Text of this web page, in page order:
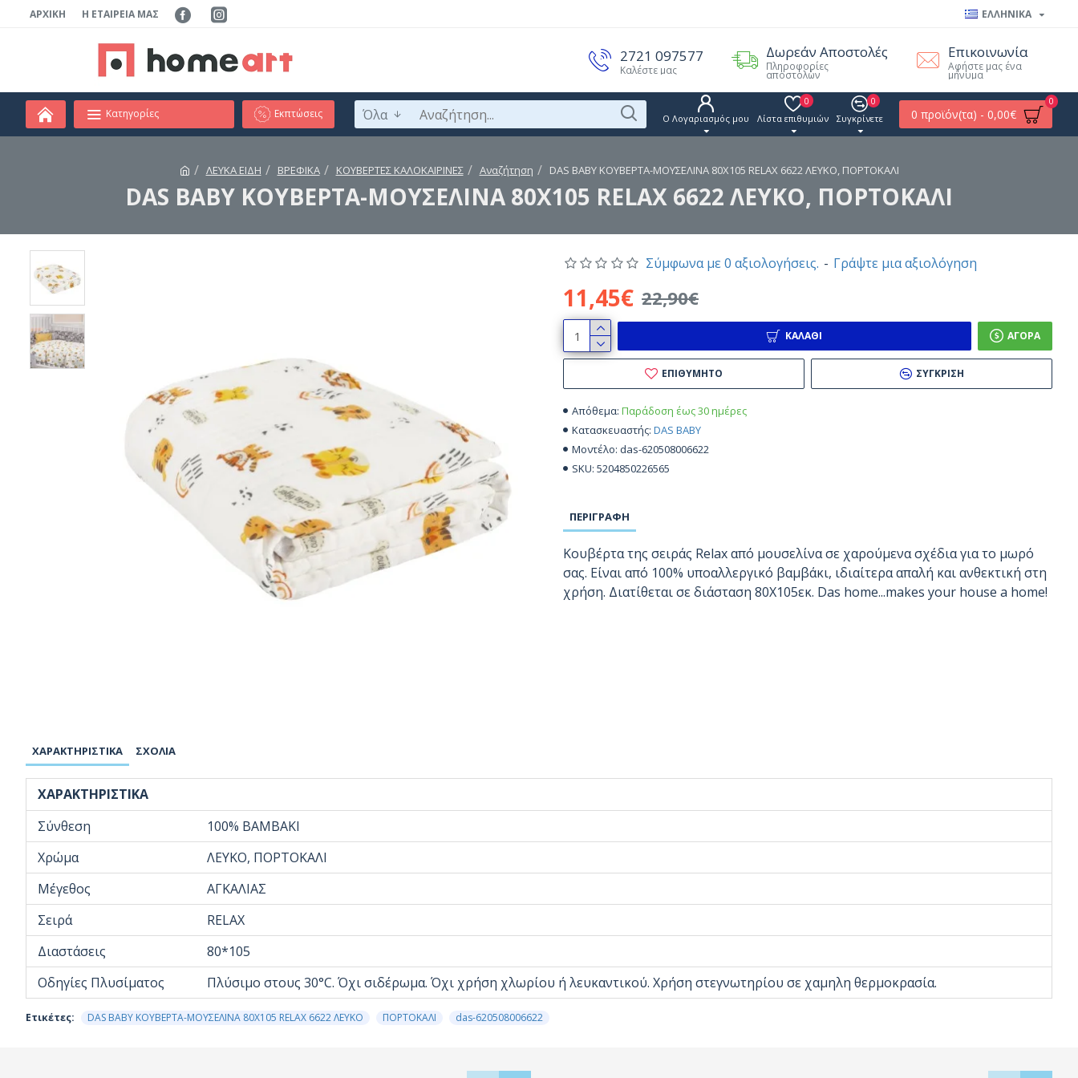
ΑΡΧΙΚΉ Η ΕΤΑΙΡΕΊΑ ΜΑΣ ΕΛΛΗΝΙΚΑ
2721 097577
Καλέστε μας
Δωρεάν Αποστολές
Πληροφορίες
αποστολών
Επικοινωνία
Αφήστε μας ένα
μήνυμα
Κατηγορίες Εκπτώσεις Όλα Ο Λογαριασμός μου Λίστα επιθυμιών
0
Συγκρίνετε
0
0 προϊόν(τα) - 0,00€
0
ΛΕΥΚΑ ΕΙΔΗ ΒΡΕΦΙΚΑ ΚΟΥΒΕΡΤΕΣ ΚΑΛΟΚΑΙΡΙΝΕΣ Αναζήτηση DAS BABY ΚΟΥΒΕΡΤΑ-ΜΟΥΣΕΛΙΝΑ 80X105 RELAX 6622 ΛΕΥΚΟ, ΠΟΡΤΟΚΑΛΙ
DAS BABY ΚΟΥΒΕΡΤΑ-ΜΟΥΣΕΛΙΝΑ 80X105 RELAX 6622 ΛΕΥΚΟ, ΠΟΡΤΟΚΑΛΙ
Απόθεμα: Παράδοση έως 30 ημέρες
Κατασκευαστής: DAS BABY
Μοντέλο: das-620508006622
SKU: 5204850226565
Σύμφωνα με 0 αξιολογήσεις. - Γράψτε μια αξιολόγηση
11,45€ 22,90€
ΚΑΛΆΘΙ ΑΓΟΡΆ
ΕΠΙΘΥΜΗΤΌ ΣΎΓΚΡΙΣΗ
ΠΕΡΙΓΡΑΦΉ
Κουβέρτα της σειράς Relax από μουσελίνα σε χαρούμενα σχέδια για το μωρό
σας. Είναι από 100% υποαλλεργικό βαμβάκι, ιδιαίτερα απαλή και ανθεκτική στη
χρήση. Διατίθεται σε διάσταση 80Χ105εκ. Das home...makes your house a home!
ΧΑΡΑΚΤΗΡΙΣΤΙΚΆ ΣΧΌΛΙΑ
ΧΑΡΑΚΤΗΡΙΣΤΙΚΆ
Σύνθεση
100% ΒΑΜΒΑΚΙ
Χρώμα
ΛΕΥΚΟ, ΠΟΡΤΟΚΑΛΙ
Μέγεθος
ΑΓΚΑΛΙΑΣ
Σειρά
RELAX
Διαστάσεις
80*105
Οδηγίες Πλυσίματος
Πλύσιμο στους 30°C. Όχι σιδέρωμα. Όχι χρήση χλωρίου ή λευκαντικού. Χρήση στεγνωτηρίου σε χαμηλη θερμοκρασία.
Ετικέτες: DAS BABY ΚΟΥΒΕΡΤΑ-ΜΟΥΣΕΛΙΝΑ 80X105 RELAX 6622 ΛΕΥΚΟ ΠΟΡΤΟΚΑΛΙ das-620508006622